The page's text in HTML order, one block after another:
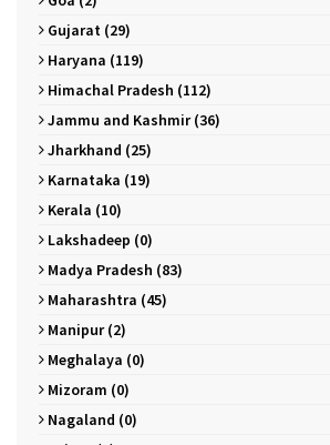
Gujarat (29)
Haryana (119)
Himachal Pradesh (112)
Jammu and Kashmir (36)
Jharkhand (25)
Karnataka (19)
Kerala (10)
Lakshadeep (0)
Madya Pradesh (83)
Maharashtra (45)
Manipur (2)
Meghalaya (0)
Mizoram (0)
Nagaland (0)